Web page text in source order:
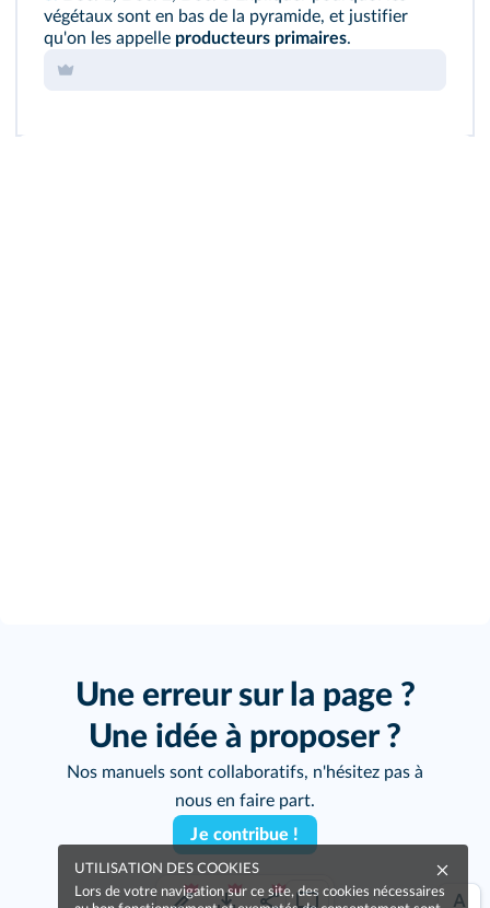
végétaux sont en bas de la pyramide, et justifier
qu'on les appelle producteurs primaires.
Une erreur sur la page ?
Une idée à proposer ?
Nos manuels sont collaboratifs, n'hésitez pas à
nous en faire part.
Je contribue !
UTILISATION DES COOKIES
Lors de votre navigation sur ce site, des cookies nécessaires